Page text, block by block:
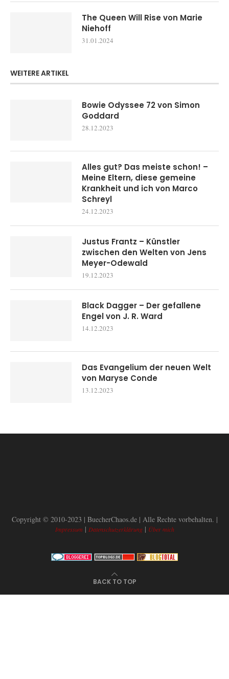
The Queen Will Rise von Marie
Niehoff
31.01.2024
WEITERE ARTIKEL
Bowie Odyssee 72 von Simon
Goddard
28.12.2023
Alles gut? Das meiste schon! –
Meine Eltern, diese gemeine
Krankheit und ich von Marco
Schreyl
24.12.2023
Justus Frantz – Künstler
zwischen den Welten von Jens
Meyer-Odewald
19.12.2023
Black Dagger – Der gefallene
Engel von J. R. Ward
14.12.2023
Das Evangelium der neuen Welt
von Maryse Conde
13.12.2023
Copyright © 2010-2023 | BuecherChaos.de | Alle Rechte vorbehalten. |
Impressum | Datenschutzerklärung| Über mich
BACK TO TOP